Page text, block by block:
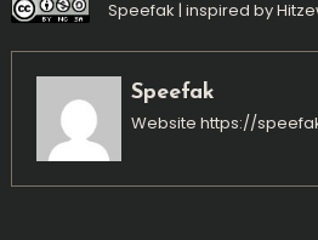
Speefak | inspired by
Speefak
Website https://